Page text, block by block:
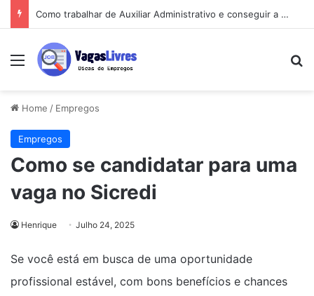
Vagas de emprego perto de você: o guia que vai mudar sua busca
Menu
Home / Empregos
Empregos
Como se candidatar para uma
vaga no Sicredi
Henrique Julho 24, 2025
Se você está em busca de uma oportunidade
profissional estável, com bons benefícios e chances